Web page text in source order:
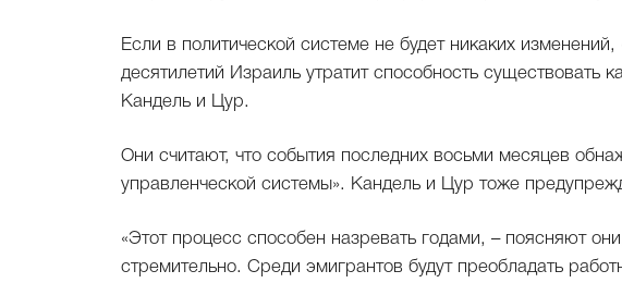
Если в политической системе не будет никаких
десятилетий Израиль утратит способность существовать
Кандель и Цур.
Они считают, что события последних восьми месяцев
управленческой системы». Кандель и Цур тоже
«Этот процесс способен назревать годами, – поясняют
стремительно. Среди эмигрантов будут преобладать